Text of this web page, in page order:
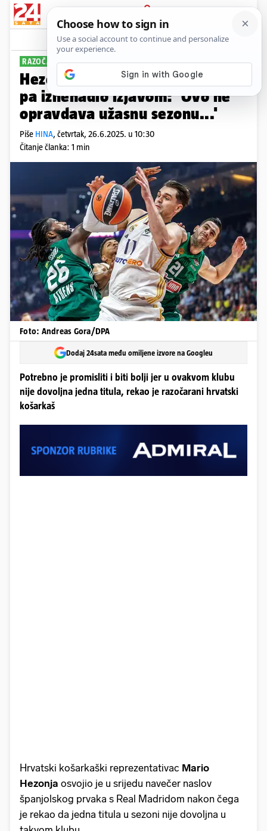
PRIJAVA
Sport Komentari
RAZOČARAN JE
Hezonja s Realom osvojio titulu
pa iznenadio izjavom: 'Ovo ne
opravdava užasnu sezonu...'
Piše HINA, četvrtak, 26.6.2025. u 10:30
Čitanje članka: 1 min
Foto: Andreas Gora/DPA
Dodaj 24sata među omiljene izvore na Googleu
Potrebno je promisliti i biti bolji jer u ovakvom klubu
nije dovoljna jedna titula, rekao je razočarani hrvatski
košarkaš
Hrvatski košarkaški reprezentativac Mario
Hezonja osvojio je u srijedu navečer naslov
španjolskog prvaka s Real Madridom nakon čega
je rekao da jedna titula u sezoni nije dovoljna u